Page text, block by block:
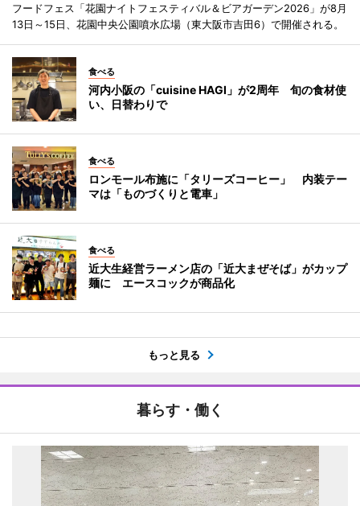
フードフェス「花園ナイトフェスティバル＆ビアガーデン2026」が8月
13日～15日、花園中央公園噴水広場（東大阪市吉田6）で開催される。
食べる
河内小阪の「cuisine HAGI」が2周年 旬の食材使
い、日替わりで
食べる
ロンモール布施に「タリーズコーヒー」 内装テー
マは「ものづくりと電車」
食べる
近大生経営ラーメン店の「近大まぜそば」がカップ
麺に エースコックが商品化
もっと見る
暮らす・働く